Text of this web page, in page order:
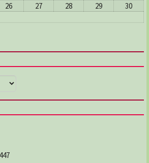
26 27 28 29
30
447